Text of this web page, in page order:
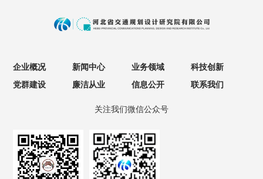
企业概况 新闻中心 业务领域
科技创新
党群建设
廉洁从业 信息公开 联系我们
关注我们微信公众号